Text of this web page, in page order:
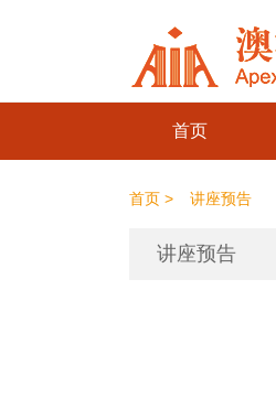
首页
首页 > 讲座预告
讲座预告